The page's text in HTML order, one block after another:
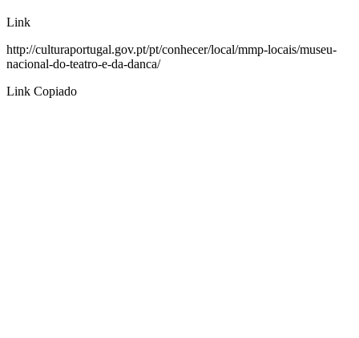
Link
http://culturaportugal.gov.pt/pt/conhecer/local/mmp-locais/museu-
nacional-do-teatro-e-da-danca/
Link Copiado